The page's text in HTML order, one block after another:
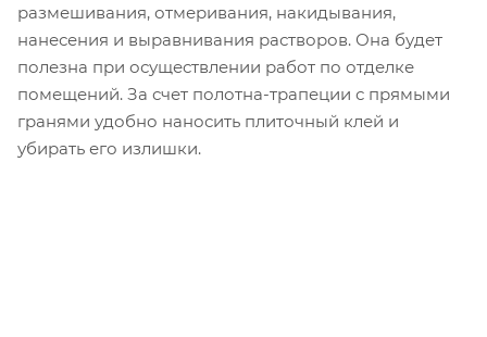
размешивания, отмеривания, накидывания,
нанесения и выравнивания растворов. Она будет
полезна при осуществлении работ по отделке
помещений. За счет полотна-трапеции с прямыми
гранями удобно наносить плиточный клей и
убирать его излишки.